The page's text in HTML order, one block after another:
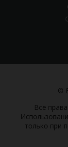
©
Все
только при